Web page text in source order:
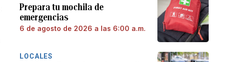
Prepara tu mochila de
emergencias
6 de agosto de 2026 a las 6:00 a.m.
LOCALES